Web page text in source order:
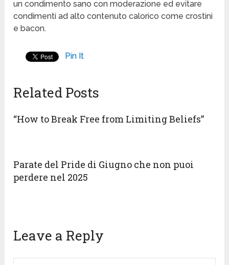
un condimento sano con moderazione ed evitare
condimenti ad alto contenuto calorico come crostini
e bacon.
Pin It
Related Posts
“How to Break Free from Limiting Beliefs”
Parate del Pride di Giugno che non puoi
perdere nel 2025
Leave a Reply